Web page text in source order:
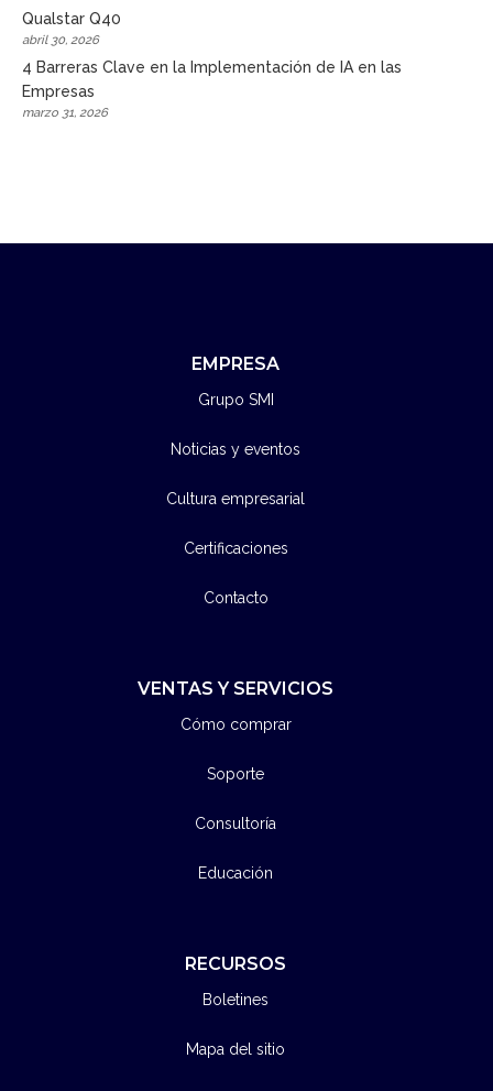
Qualstar Q40
abril 30, 2026
4 Barreras Clave en la Implementación de IA en las
Empresas
marzo 31, 2026
EMPRESA
Grupo SMI
Noticias y eventos
Cultura empresarial
Certificaciones
Contacto
VENTAS Y SERVICIOS
Cómo comprar
Soporte
Consultoría
Educación
RECURSOS
Boletines
Mapa del sitio